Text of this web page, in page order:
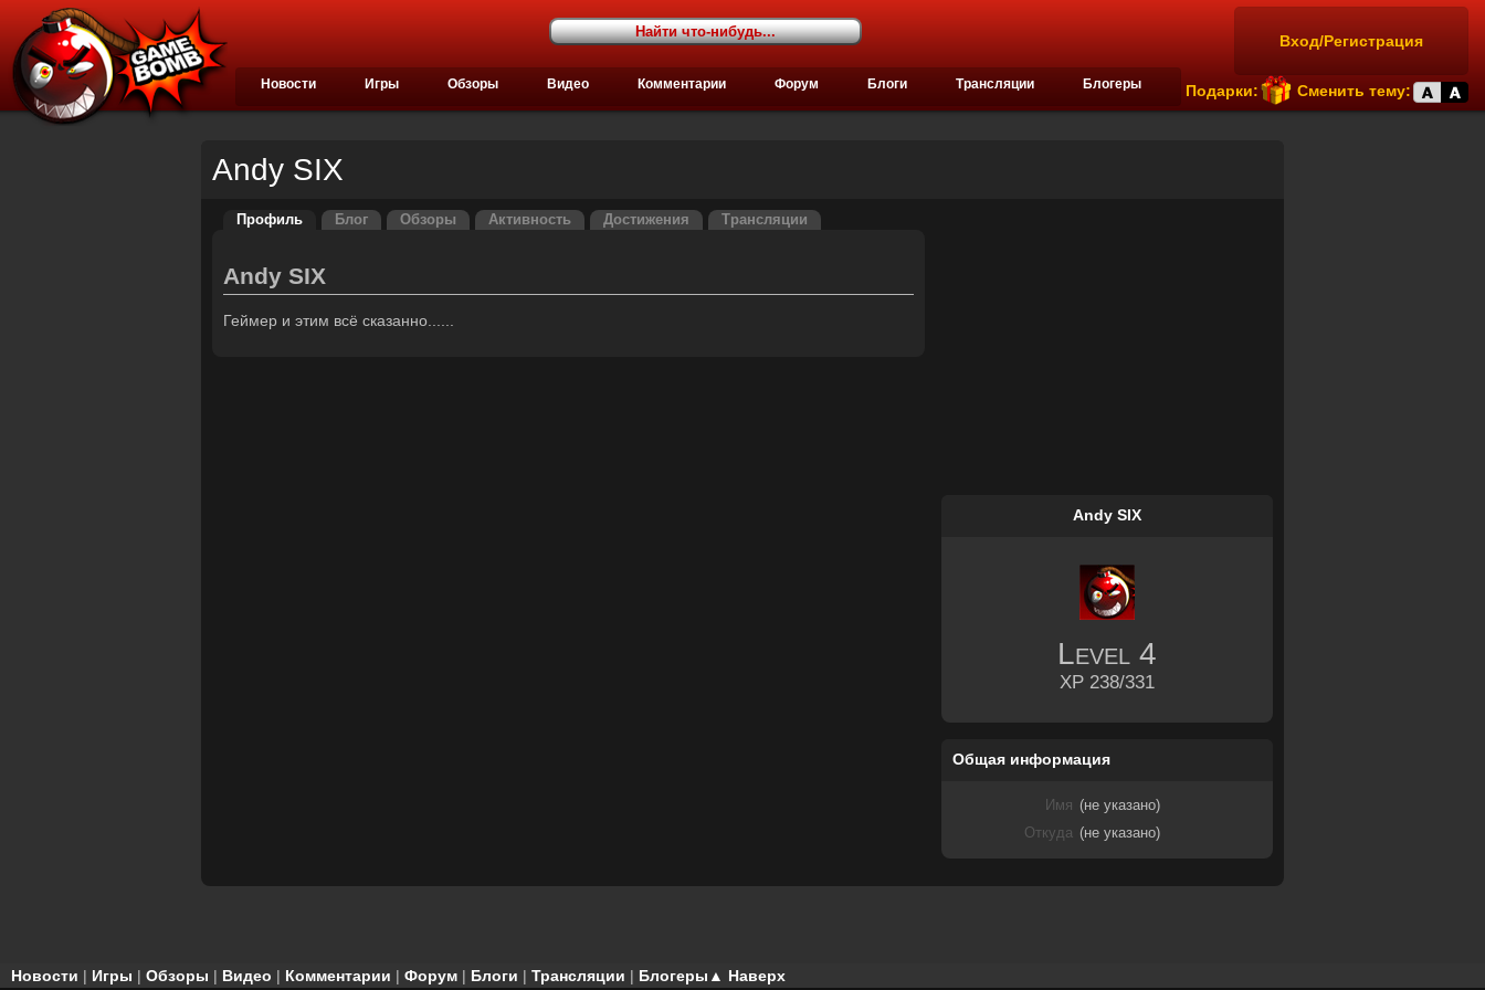
Вход/Регистрация
Подарки: Сменить тему:
Новости Игры Обзоры Видео Комментарии Форум Блоги Трансляции Блогеры
Andy SIX
Профиль Блог Обзоры Активность Достижения Трансляции
Andy SIX
Геймер и этим всё сказанно......
Andy SIX
Level 4
XP 238/331
Общая информация
Имя (не указано)
Откуда (не указано)
▲ Наверх
Новости | Игры | Обзоры | Видео | Комментарии | Форум | Блоги | Трансляции | Блогеры